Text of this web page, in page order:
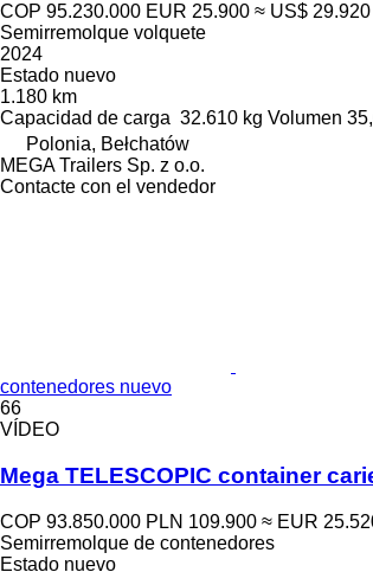
COP 95.230.000 EUR 25.900 ≈ US$ 29.920
Semirremolque volquete
2024
Estado nuevo
1.180 km
Capacidad de carga 32.610 kg Volumen
Polonia, Bełchatów
MEGA Trailers Sp. z o.o.
Contacte con el vendedor
contenedores nuevo
66
VÍDEO
Mega TELESCOPIC container
COP 93.850.000 PLN 109.900 ≈ EUR
Semirremolque de contenedores
Estado nuevo